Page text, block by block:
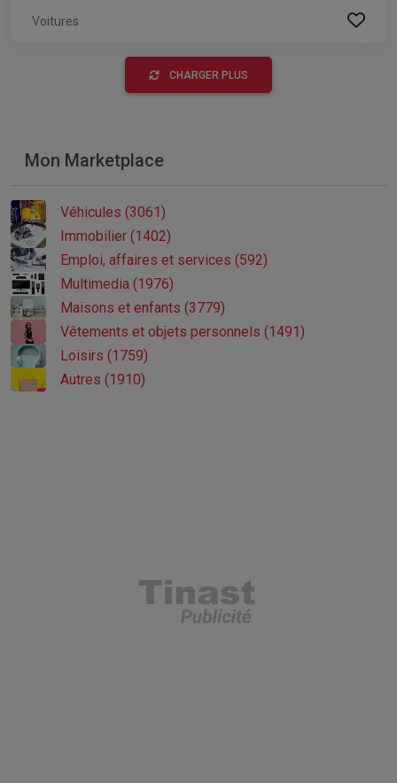
Voitures
CHARGER PLUS
Mon Marketplace
Véhicules (3061)
Immobilier (1402)
Emploi, affaires et services (592)
Multimedia (1976)
Maisons et enfants (3779)
Vêtements et objets personnels (1491)
Loisirs (1759)
Autres (1910)